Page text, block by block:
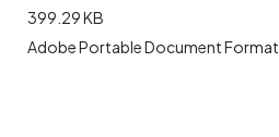
399.29 KB
Adobe Portable Document Format